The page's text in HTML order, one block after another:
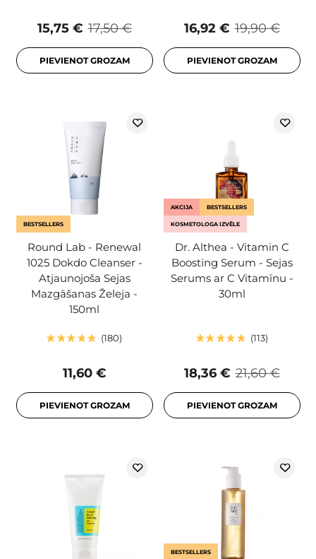
17,50 €
15,75 €
PIEVIENOT GROZAM
19,90 €
16,92 €
PIEVIENOT GROZAM
BESTSELLERS
Round Lab - Renewal
1025 Dokdo Cleanser -
Atjaunojoša Sejas
Mazgāšanas Želeja -
150ml
180
11,60 €
PIEVIENOT GROZAM
AKCIJA BESTSELLERS
KOSMETOLOGA IZVĒLE
Dr. Althea - Vitamin C
Boosting Serum - Sejas
Serums ar C Vitamīnu -
30ml
113
21,60 €
18,36 €
PIEVIENOT GROZAM
BESTSELLERS